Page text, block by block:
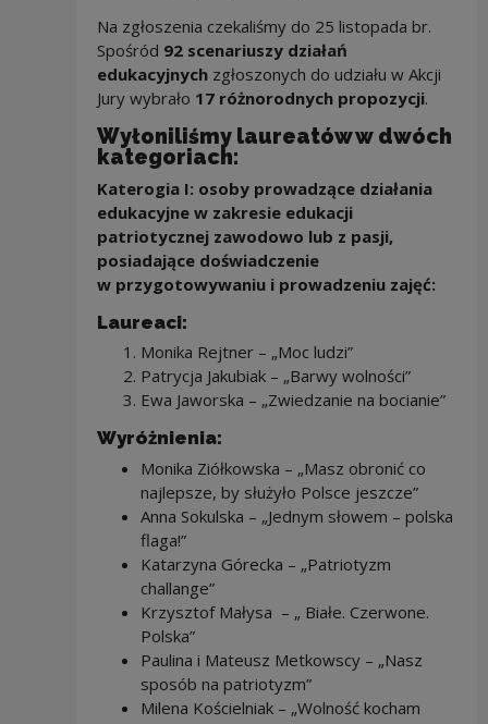
Na zgłoszenia czekaliśmy do 25 listopada br.
Spośród 92 scenariuszy działań
edukacyjnych zgłoszonych do udziału w Akcji
Jury wybrało 17 różnorodnych propozycji.
Wyłoniliśmy laureatów w dwóch
kategoriach:
Katerogia I: osoby prowadzące działania
edukacyjne w zakresie edukacji
patriotycznej zawodowo lub z pasji,
posiadające doświadczenie
w przygotowywaniu i prowadzeniu zajęć:
Laureaci:
Monika Rejtner – „Moc ludzi”
Patrycja Jakubiak – „Barwy wolności”
Ewa Jaworska – „Zwiedzanie na bocianie”
Wyróżnienia:
Monika Ziółkowska – „Masz obronić co
najlepsze, by służyło Polsce jeszcze”
Anna Sokulska – „Jednym słowem – polska
flaga!”
Katarzyna Górecka – „Patriotyzm
challange”
Krzysztof Małysa – „ Białe. Czerwone.
Polska”
Paulina i Mateusz Metkowscy – „Nasz
sposób na patriotyzm”
Milena Kościelniak – „Wolność kocham